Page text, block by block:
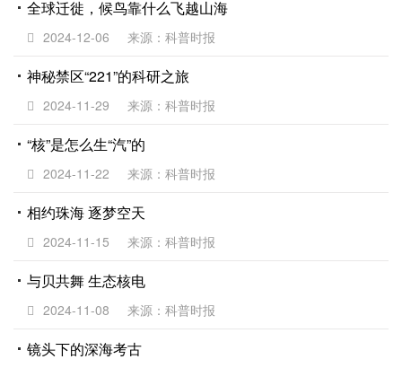
全球迁徙，候鸟靠什么飞越山海
2024-12-06 来源：科普时报
神秘禁区“221”的科研之旅
2024-11-29 来源：科普时报
“核”是怎么生“汽”的
2024-11-22 来源：科普时报
相约珠海 逐梦空天
2024-11-15 来源：科普时报
与贝共舞 生态核电
2024-11-08 来源：科普时报
镜头下的深海考古